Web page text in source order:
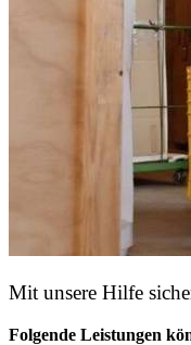
Mit unsere Hilfe
Folgende Leistungen